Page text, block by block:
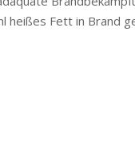
heißes Fett in Brand